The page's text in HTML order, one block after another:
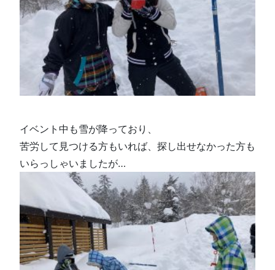
イベント中も雪が降っており、
苦労して見つける方もいれば、探し出せなかった方も
いらっしゃいましたが…